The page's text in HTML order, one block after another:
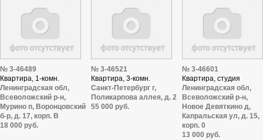
№ 3-46489
Квартира, 1-комн.
Ленинградская обл,
Всеволожский р-н,
Мурино п, Воронцовский
б-р, д. 17, корп. В
18 000 руб.
№ 3-46521
Квартира, 3-комн.
Санкт-Петербург г,
Поликарпова аллея, д. 2
55 000 руб.
№ 3-46601
Квартира, студия
Ленинградская обл,
Всеволожский р-н,
Новое Девяткино д,
Капральская ул, д. 15,
корп. 0
13 000 руб.